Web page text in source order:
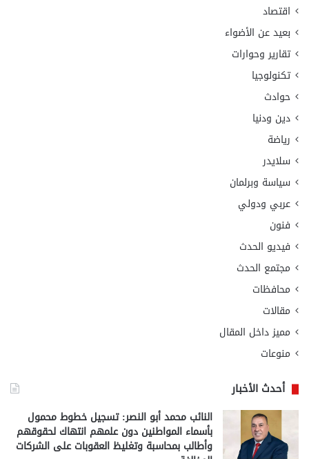
اقتصاد
بعيد عن الأضواء
تقارير وحوارات
تكنولوجيا
حوادث
دين ودنيا
رياضة
سلايدر
سياسة وبرلمان
عربي ودولي
فنون
فيديو الحدث
مجتمع الحدث
محافظات
مقالات
مميز داخل المقال
منوعات
أحدث الأخبار
النائب محمد أبو النصر: تسجيل خطوط محمول
بأسماء المواطنين دون علمهم انتهاك لحقوقهم
وأطالب بمحاسبة وتغليظ العقوبات على الشركات